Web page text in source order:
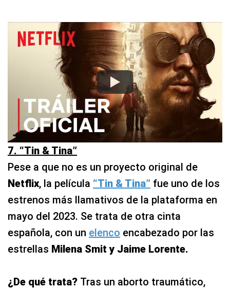
7. “Tin & Tina”
Pese a que no es un proyecto original de
Netflix, la película “Tin & Tina” fue uno de los
estrenos más llamativos de la plataforma en
mayo del 2023. Se trata de otra cinta
española, con un elenco encabezado por las
estrellas Milena Smit y Jaime Lorente.
¿De qué trata? Tras un aborto traumático,